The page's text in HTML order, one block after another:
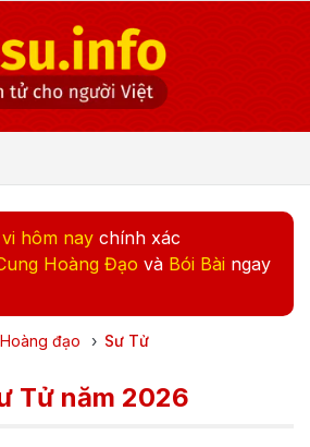
hôm nay chính xác
Hoàng Đạo và Bói Bài ngay
đạo › Sư Tử
Tử năm 2026